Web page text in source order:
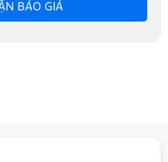
BÁO GIÁ